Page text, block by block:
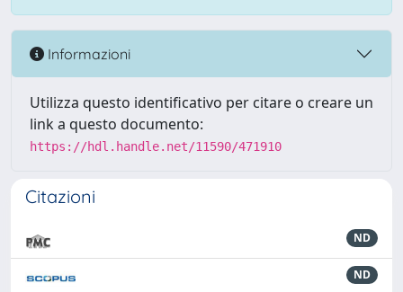
Informazioni
Utilizza questo identificativo per citare o creare un
link a questo documento:
https://hdl.handle.net/11590/471910
Citazioni
ND
ND